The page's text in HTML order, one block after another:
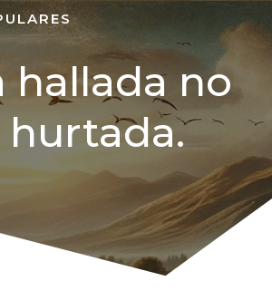
hallada no
hurtada.